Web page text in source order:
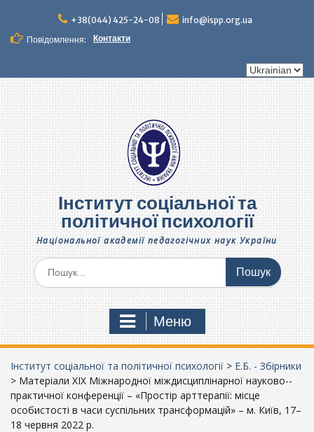
вмісту
+38(044) 425-24-08
info@ispp.org.ua
Повідомлення:
Контакти
Вибрати
Інститут соціальної та
політичної психології
Національної академії педагогічних наук України
Шукати:
Меню
Інститут соціальної та політичної психології > Е.Б. - Збірники
> Матеріали ХІХ Міжнародної міждисциплінарної науково-­
практичної конференції – «Простір арттерапії: місце
особистості в часи суспільних трансформацій» – м. Київ, 17–
18 червня 2022 р.